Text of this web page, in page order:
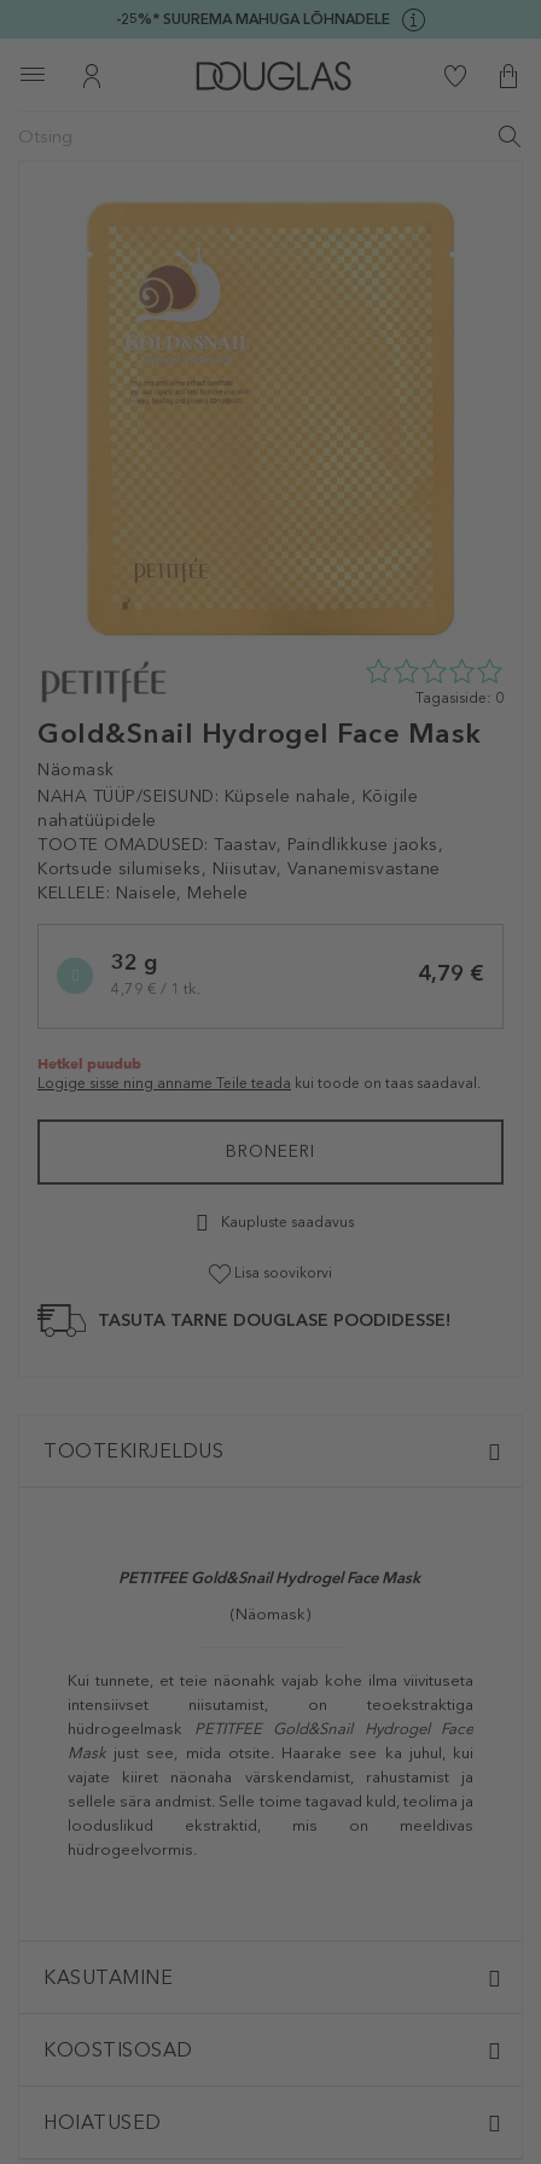
-25%* SUUREMA MAHUGA LÕHNADELE
Gold&Snail Hydrogel Face Mask
Näomask
NAHA TÜÜP/SEISUND: Küpsele nahale, Kõigile
nahatüüpidele
TOOTE OMADUSED: Taastav, Paindlikkuse jaoks,
Kortsude silumiseks, Niisutav, Vananemisvastane
KELLELE: Naisele, Mehele
0
5st
Tagasiside: 0
variation32 g
4,79 € / 1 tk.
4,79 €
Hetkel puudub
Logige sisse ning anname Teile teada kui toode on taas saadaval.
BRONEERI
Kaupluste saadavus
Lisa soovikorvi
TASUTA TARNE DOUGLASE POODIDESSE!
TOOTEKIRJELDUS
PETITFEE Gold&Snail Hydrogel Face Mask
(Näomask)
Kui tunnete, et teie näonahk vajab kohe ilma viivituseta
intensiivset niisutamist, on teoekstraktiga
hüdrogeelmask PETITFEE Gold&Snail Hydrogel Face
Mask just see, mida otsite. Haarake see ka juhul, kui
vajate kiiret näonaha värskendamist, rahustamist ja
sellele sära andmist. Selle toime tagavad kuld, teolima ja
looduslikud ekstraktid, mis on meeldivas
hüdrogeelvormis.
KASUTAMINE
KOOSTISOSAD
HOIATUSED